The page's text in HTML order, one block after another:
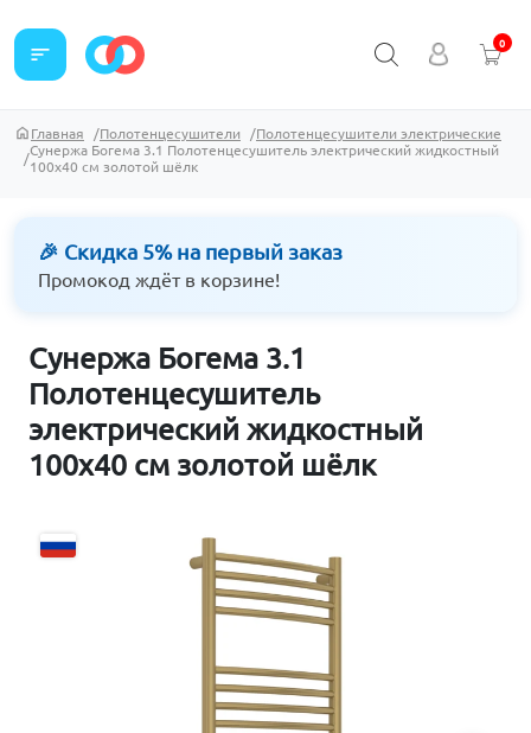
sort 0
Главная Полотенцесушители
Полотенцесушители электрические
Сунержа Богема 3.1 Полотенцесушитель электрический жидкостный
100х40 см золотой шёлк
🎉 Скидка 5% на первый заказ
Промокод ждёт в корзине!
Сунержа Богема 3.1
Полотенцесушитель
электрический жидкостный
100х40 см золотой шёлк